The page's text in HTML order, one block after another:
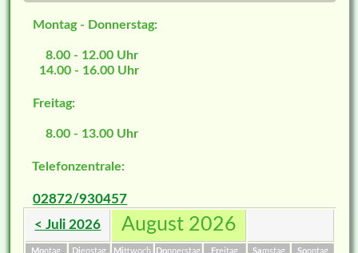
Montag - Donnerstag:
8.00 - 12.00 Uhr
14.00 - 16.00 Uhr
Freitag:
8.00 - 13.00 Uhr
Telefonzentrale:
02872/930457
< Juli 2026 August 2026
Montag Dienstag Mittwoch Donnerstag Freitag Samstag Sonntag